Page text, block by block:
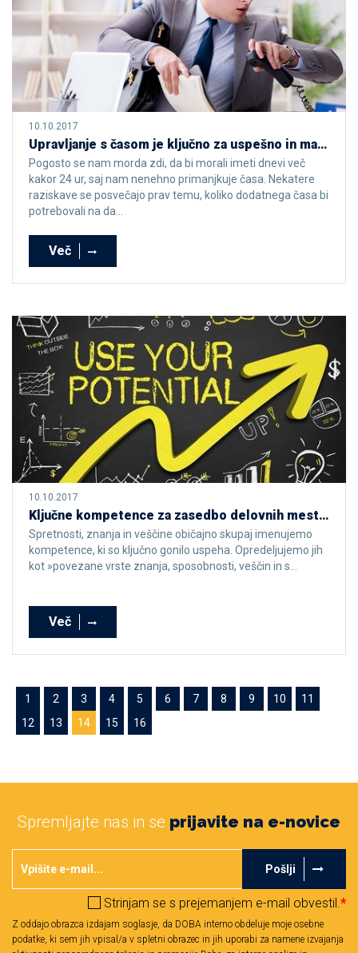
10.10.2017
Upravljanje s časom je ključno za uspešno in manj stresno življenje
Pogosto se nam morda zdi, da bi morali imeti dnevi več
kakor 24 ur, saj nam nenehno primanjkuje časa. Nekatere
raziskave se posvečajo prav temu, koliko dodatnega časa bi
potrebovali na da...
Več
10.10.2017
Ključne kompetence za zasedbo delovnih mest leta 2020
Spretnosti, znanja in veščine običajno skupaj imenujemo
kompetence, ki so ključno gonilo uspeha. Opredeljujemo jih
kot »povezane vrste znanja, sposobnosti, veščin in s...
Več
1 2 3 4 5 6 7 8 9 10
11
12
13 14 15 16
Spremljajte nas in se prijavite na e-novice
Pošlji
Strinjam se s prejemanjem e-mail obvestil. *
Z oddajo obrazca izdajam soglasje, da DOBA interno obdeluje moje osebne
podatke, ki sem jih vpisal/a v spletni obrazec in jih uporabi za namene izvajanja